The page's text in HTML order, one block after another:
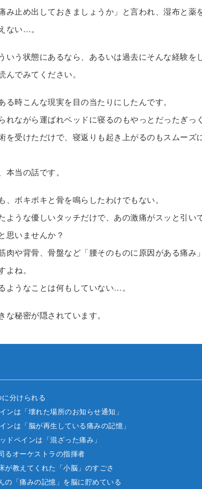
み止め出しておきましょうか」と言われ、湿布と薬
ない…。
いう状態にあるなら、あるいは過去にそんな経験を
でみてください。
る時こんな現実を目の当たりにしたんです。
れながら運ばれベッドに寝るのもやっとだったぎっ
を受けただけで、寝返りも起き上がるのもスムーズ
本当の話です。
、ボキボキと骨を鳴らしたわけでもない。
ような優しいタッチだけで、あの激痛がスッと引い
思いませんか？
肉や背骨、骨盤など「腰そのものに原因がある痛み
ね。
ようなことは何もしていない…。
な秘密が隠されています。
分けられる
ンは「壊れた場所のお知らせ通知」
ンは「脳が再生している痛みの記憶」
ドペインは「混ざった痛み」
るオーケストラの指揮者
が教えてくれた「小脳」のすごさ
の「痛みの記憶」を脳に貯めている